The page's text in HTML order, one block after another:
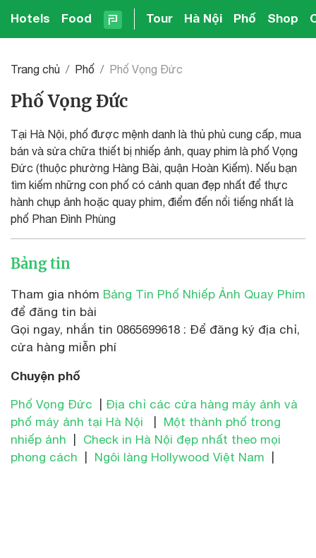
Hotels Food Tour Hà Nội Phố Shop
Trang chủ Phố Phố Vọng Đức
Phố Vọng Đức
Tại Hà Nội, phố được mệnh danh là thủ phủ cung cấp, mua
bán và sửa chữa thiết bị nhiếp ảnh, quay phim là phố Vọng
Đức (thuộc phường Hàng Bài, quận Hoàn Kiếm). Nếu bạn
tìm kiếm những con phố có cảnh quan đẹp nhất để thực
hành chụp ảnh hoặc quay phim, điểm đến nổi tiếng nhất là
phố Phan Đình Phùng
Bảng tin
Tham gia nhóm Bảng Tin Phố Nhiếp Ảnh Quay Phim
để đăng tin bài
Gọi ngay, nhắn tin 0865699618 : Để đăng ký địa chỉ,
cửa hàng miễn phí
Chuyện phố
Phố Vọng Đức
Địa chỉ các cửa hàng máy ảnh và
phố máy ảnh tại Hà Nội
Một thành phố trong
nhiếp ảnh
Check in Hà Nội đẹp nhất theo mọi
phong cách
Ngôi làng Hollywood Việt Nam